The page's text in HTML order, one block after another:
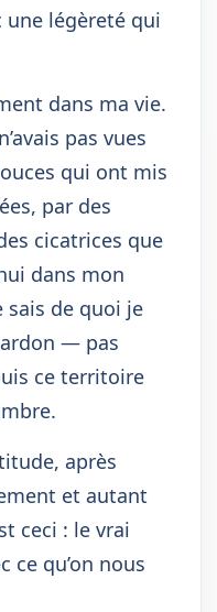
une légèreté qui
dans ma vie.
pas vues
qui ont mis
par des
cicatrices que
dans mon
sais de quoi je
— pas
ce territoire
après
et autant
ceci : le vrai
ce qu’on nous